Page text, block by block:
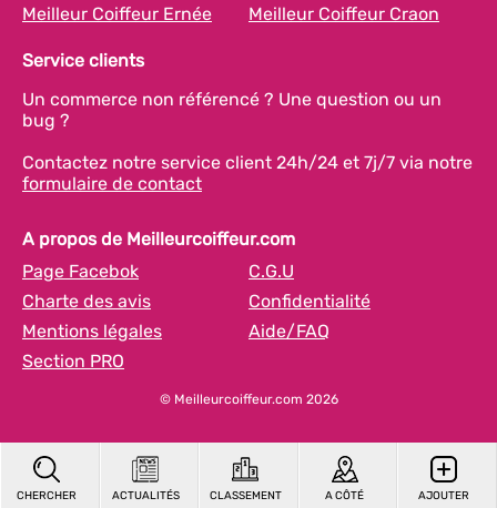
CHERCHER ACTUALITÉS CLASSEMENT A CÔTÉ AJOUTER
Meilleur Coiffeur Ernée Meilleur Coiffeur Craon
Service clients
Un commerce non référencé ? Une question ou un
bug ?
Contactez notre service client 24h/24 et 7j/7 via notre
formulaire de contact
A propos de Meilleurcoiffeur.com
Page Facebok
C.G.U
Charte des avis
Confidentialité
Mentions légales
Aide/FAQ
Section PRO
© Meilleurcoiffeur.com 2026